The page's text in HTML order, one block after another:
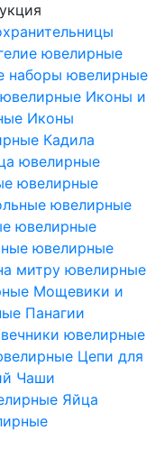
ювелирные
наборы ювелирные
Иконы и
Иконы
Кадила
ювелирные
ювелирные
ювелирные
ювелирные
ювелирные
митру ювелирные
Мощевики и
Панагии
ювелирные
Цепи для
Чаши
Яйца